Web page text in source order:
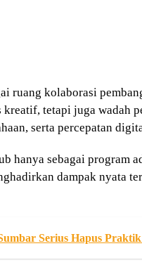
ruang kolaborasi
tetapi juga wadah
serta percepatan
hanya sebagai program
dampak nyata
Serius Hapus